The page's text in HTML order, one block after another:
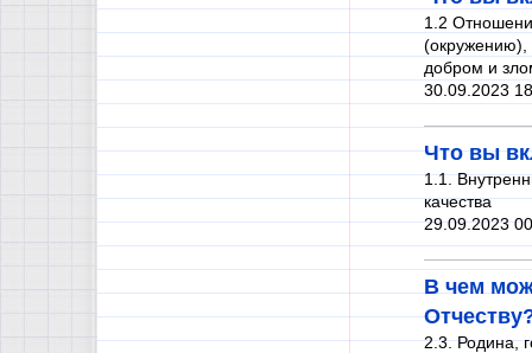
1.2
(окружению),
добром и
30.09.2023
Что вы
1.1.
качества
29.09.2023
В чем
2.3. Родина,